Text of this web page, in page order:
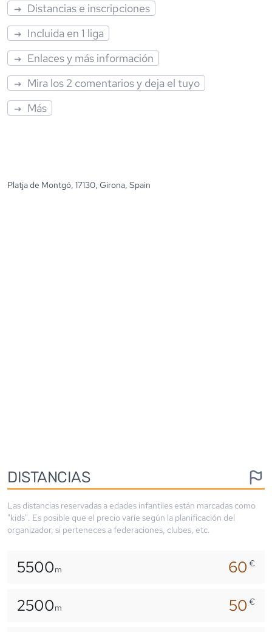
Distancias e inscripciones
Incluida en 1 liga
Enlaces y más información
Mira los 2 comentarios y deja el tuyo
Más
Platja de Montgó, 17130, Girona, Spain
DISTANCIAS
Las distancias reservadas a edades infantiles están marcadas como
"kids". Es posible que el precio varíe según la planificación del
organizador, si perteneces a federaciones, clubes, etc.
5500m 60€
2500m 50€